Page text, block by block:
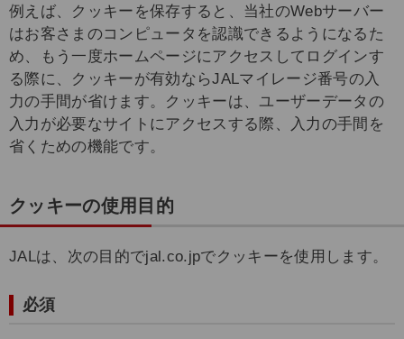
例えば、クッキーを保存すると、当社のWebサーバー
はお客さまのコンピュータを認識できるようになるた
め、もう一度ホームページにアクセスしてログインす
る際に、クッキーが有効ならJALマイレージ番号の入
力の手間が省けます。クッキーは、ユーザーデータの
入力が必要なサイトにアクセスする際、入力の手間を
省くための機能です。
クッキーの使用目的
JALは、次の目的でjal.co.jpでクッキーを使用します。
必須